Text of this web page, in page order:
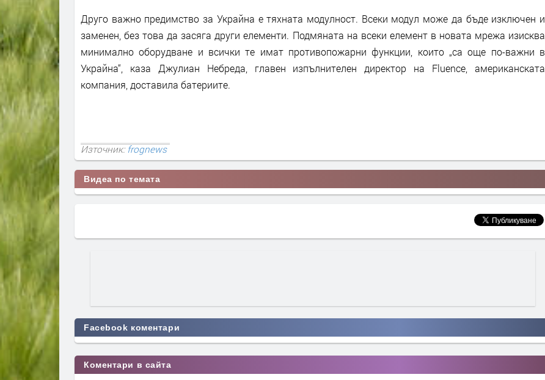
Друго важно предимство за Украйна е тяхната модулност. Всеки модул може да бъде изключен и
заменен, без това да засяга други елементи. Подмяната на всеки елемент в новата мрежа изисква
минимално оборудване и всички те имат противопожарни функции, които „са още по-важни в
Украйна“, каза Джулиан Небреда, главен изпълнителен директор на Fluence, американската
компания, доставила батериите.
Източник: frognews
Видеа по темата
Facebook коментари
Коментари в сайта